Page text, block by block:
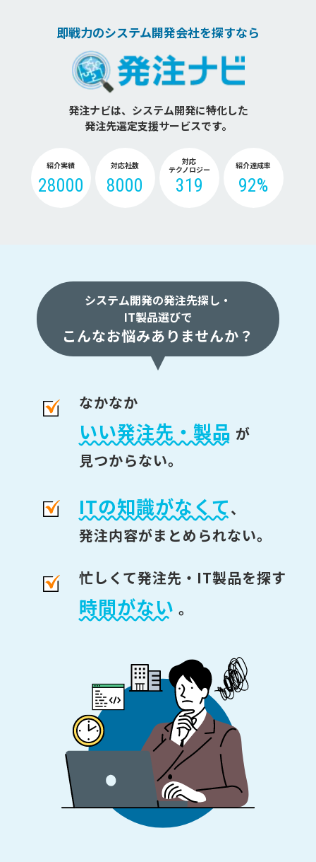
即戦力のシステム開発会社を探すなら
発注ナビは、システム開発に特化した
発注先選定支援サービスです。
紹介実績
28000
対応社数
8000
対応
テクノロジー
319
紹介達成率
92%
システム開発の発注先探し・
IT製品選びで
こんなお悩みありませんか？
なかなか
いい発注先・製品 が
見つからない。
ITの知識がなくて、
発注内容がまとめられない。
忙しくて発注先・IT製品を探す
時間がない 。